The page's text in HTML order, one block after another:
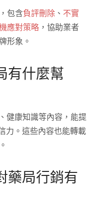
，包含負評刪除 、 不實
應對策略 ，協助業者
形象。
有什麼幫
健康知識等內容，能提
力。這些內容也能轉載
藥局行銷有